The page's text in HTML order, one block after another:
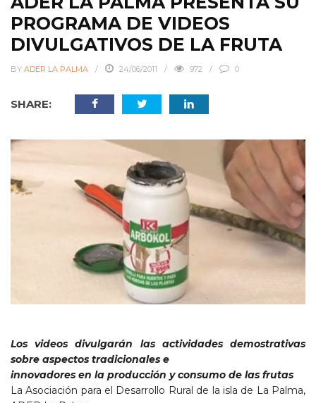
PROGRAMA DE VIDEOS
DIVULGATIVOS DE LA FRUTA
BY ADER LA PALMA 24/06/2011 972 0
SHARE:
Los videos divulgarán las actividades demostrativas
sobre aspectos tradicionales e
innovadores en la producción y consumo de las frutas
La Asociación para el Desarrollo Rural de la isla de La Palma,